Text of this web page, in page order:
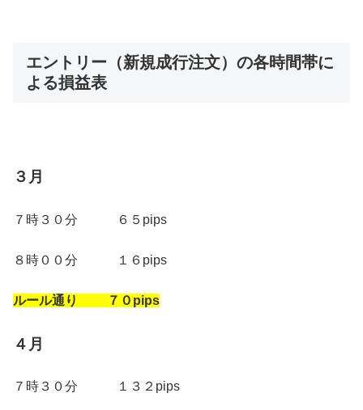
エントリー（新規成行注文）の各時間帯に
よる損益表
３月
７時３０分 ６５pips
８時００分 １６pips
ルール通り ７０pips
４月
７時３０分 １３２pips